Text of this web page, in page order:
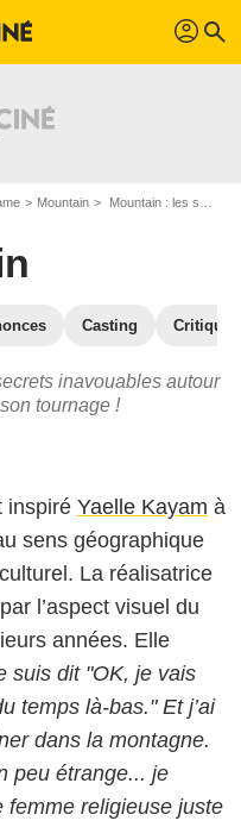
profil search
Mountain Mountain : les secrets du tournage
Casting
inavouables autour
tournage !
inspiré Yaelle Kayam à
sens géographique
La réalisatrice
l’aspect visuel du
années. Elle
suis dit "OK, je vais
temps là-bas." Et j’ai
dans la montagne.
peu étrange... je
femme religieuse juste